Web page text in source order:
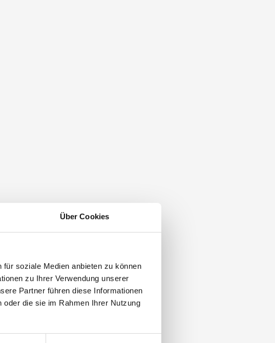
Über Cookies
soziale Medien anbieten zu können
zu Ihrer Verwendung unserer
Partner führen diese Informationen
die sie im Rahmen Ihrer Nutzung